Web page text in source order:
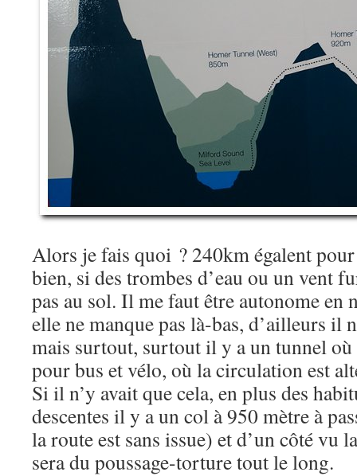
Alors je fais quoi ? 240km égalent
bien, si des trombes d’eau ou un vent
pas au sol. Il me faut être autonome en
elle ne manque pas là-bas, d’ailleurs il
mais surtout, surtout il y a un tunnel où
pour bus et vélo, où la circulation est
Si il n’y avait que cela, en plus des
descentes il y a un col à 950 mètre à
la route est sans issue) et d’un côté vu
sera du poussage-torture tout le long.